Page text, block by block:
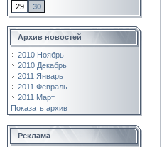
29
30
Архив новостей
2010 Ноябрь
2010 Декабрь
2011 Январь
2011 Февраль
2011 Март
Показать архив
Реклама